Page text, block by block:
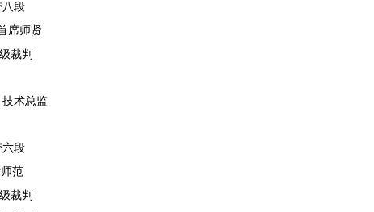
八段
席师贤
裁判
技术总监
六段
范
裁判